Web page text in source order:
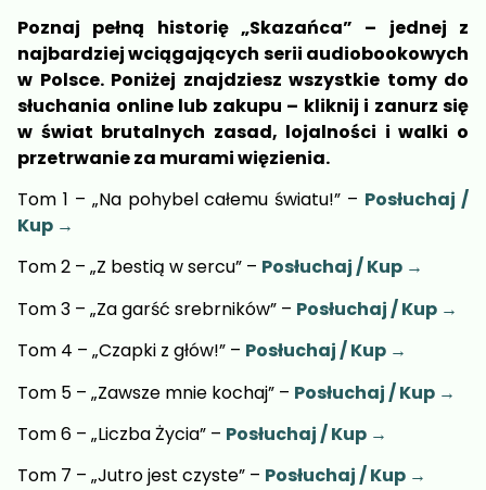
Poznaj pełną historię „Skazańca” – jednej z
najbardziej wciągających serii audiobookowych
w Polsce. Poniżej znajdziesz wszystkie tomy do
słuchania online lub zakupu – kliknij i zanurz się
w świat brutalnych zasad, lojalności i walki o
przetrwanie za murami więzienia.
Tom 1 – „Na pohybel całemu światu!” – Posłuchaj /
Kup →
Tom 2 – „Z bestią w sercu” – Posłuchaj / Kup →
Tom 3 – „Za garść srebrników” – Posłuchaj / Kup →
Tom 4 – „Czapki z głów!” – Posłuchaj / Kup →
Tom 5 – „Zawsze mnie kochaj” – Posłuchaj / Kup →
Tom 6 – „Liczba Życia” – Posłuchaj / Kup →
Tom 7 – „Jutro jest czyste” – Posłuchaj / Kup →